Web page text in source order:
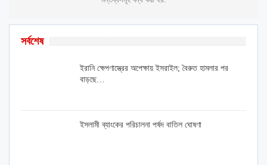
সর্বশেষ
ইরানি ক্ষেপণাস্ত্রের অপেক্ষায় ইসরাইল; বৈরুত হামলার পর
বাড়ছে…
ইসলামী ব্যাংকের পরিচালনা পর্ষদ বাতিল ঘোষণা